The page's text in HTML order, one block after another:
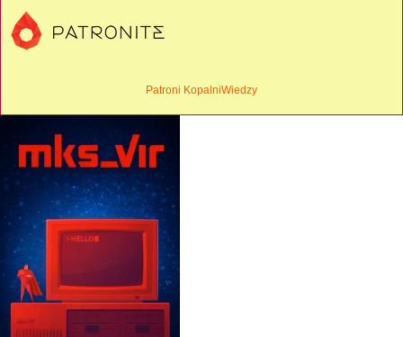
Patroni KopalniWiedzy